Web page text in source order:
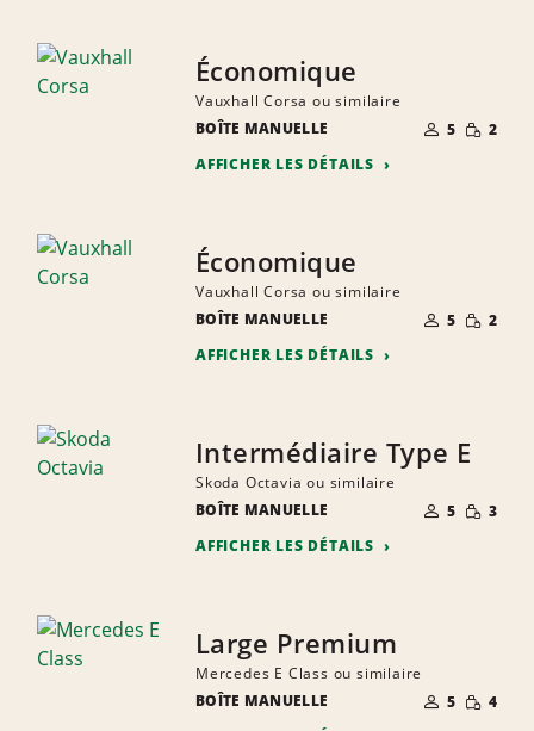
Économique
Vauxhall Corsa ou similaire
BOÎTE MANUELLE
NOMBRE DE
PERSONNES
5 PETITE
2
AFFICHER LES DÉTAILS
Économique
Vauxhall Corsa ou similaire
BOÎTE MANUELLE
NOMBRE DE
PERSONNES
5 PETITE
2
AFFICHER LES DÉTAILS
Intermédiaire Type E
Skoda Octavia ou similaire
BOÎTE MANUELLE
NOMBRE DE
PERSONNES
5 PETITE
3
AFFICHER LES DÉTAILS
Large Premium
Mercedes E Class ou similaire
BOÎTE MANUELLE
NOMBRE DE
PERSONNES
5 PETITE
4